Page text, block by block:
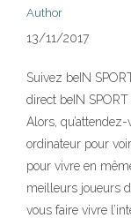
Author
13/11/2017
Suivez beIN
direct beIN
Alors,
ordinateur pour
pour vivre en
meilleurs joueurs
vous faire vivre